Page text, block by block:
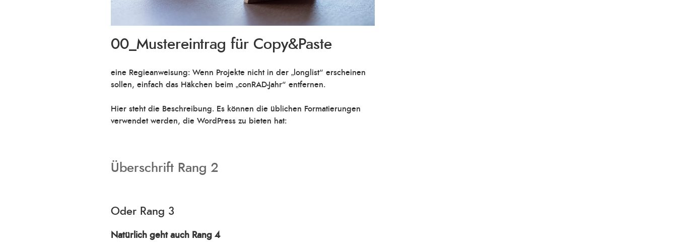
00_Mustereintrag für Copy&Paste
eine Regieanweisung: Wenn Projekte nicht in der „longlist“ erscheinen
sollen, einfach das Häkchen beim „conRAD-Jahr“ entfernen.
Hier steht die Beschreibung. Es können die üblichen Formatierungen
verwendet werden, die WordPress zu bieten hat:
Überschrift Rang 2
Oder Rang 3
Natürlich geht auch Rang 4